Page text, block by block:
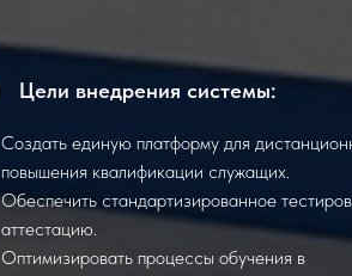
Цели внедрения системы:
Создать единую платформу для
повышения квалификации служащих.
Обеспечить стандартизированное
аттестацию.
Оптимизировать процессы обучения в